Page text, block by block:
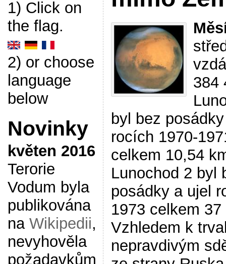
1) Click on
the flag.
2) or choose
language
below
Novinky
květen 2016
Terorie
Vodum byla
publikována
na Wikipedii,
nevyhověla
požadavkům
384
byl bez
rocích 1970-
celkem 10,54
Lunochod 2 byl
posádky a ujel
1973 celkem 37
Vzhledem k
nepravdivým